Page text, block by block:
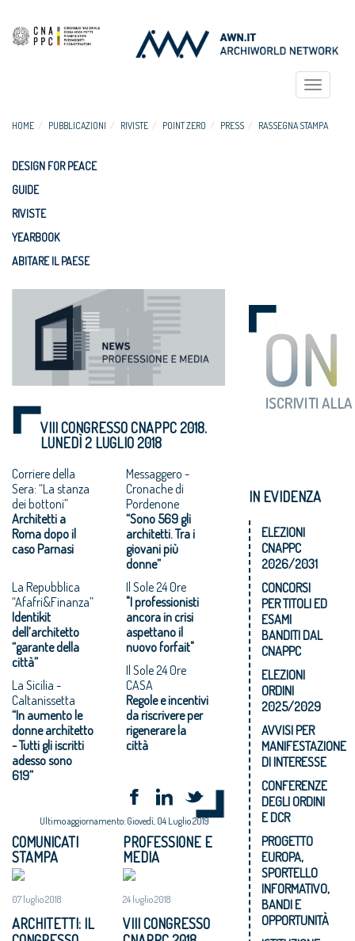
Toggle
HOME PUBBLICAZIONI RIVISTE POINT ZERO PRESS RASSEGNA STAMPA
DESIGN FOR PEACE
GUIDE
RIVISTE
YEARBOOK
ABITARE IL PAESE
VIII CONGRESSO CNAPPC 2018.
LUNEDÌ 2 LUGLIO 2018
Corriere della
Sera: “La stanza
dei bottoni”
Architetti a
Roma dopo il
caso Parnasi
La Repubblica
“Afafri&Finanza”
Identikit
dell’architetto
“garante della
città”
La Sicilia -
Caltanissetta
“In aumento le
donne architetto
- Tutti gli iscritti
adesso sono
619”
Messaggero -
Cronache di
Pordenone
“Sono 569 gli
architetti. Tra i
giovani più
donne”
Il Sole 24 0re
"I professionisti
ancora in crisi
aspettano il
nuovo forfait"
Il Sole 24 0re
CASA
Regole e incentivi
da riscrivere per
rigenerare la
città
Ultimo aggiornamento: Giovedì, 04 Luglio 2019
COMUNICATI
STAMPA
07 luglio 2018
ARCHITETTI: IL
PROFESSIONE E
MEDIA
24 luglio 2018
VIII CONGRESSO
IN EVIDENZA
ELEZIONI
CNAPPC
2026/2031
CONCORSI
PER TITOLI ED
ESAMI
BANDITI DAL
CNAPPC
ELEZIONI
ORDINI
2025/2029
AVVISI PER
MANIFESTAZIONE
DI INTERESSE
CONFERENZE
DEGLI ORDINI
E DCR
PROGETTO
EUROPA,
SPORTELLO
INFORMATIVO,
BANDI E
OPPORTUNITÀ